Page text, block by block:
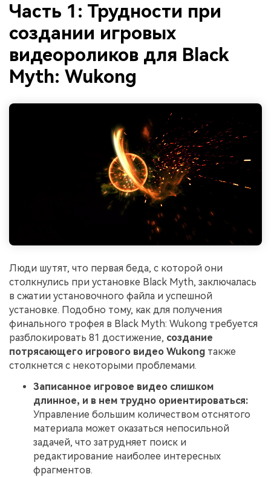
Часть 1: Трудности при
создании игровых
видеороликов для Black
Myth: Wukong
Люди шутят, что первая беда, с которой они
столкнулись при установке Black Myth, заключалась
в сжатии установочного файла и успешной
установке. Подобно тому, как для получения
финального трофея в Black Myth: Wukong требуется
разблокировать 81 достижение, создание
потрясающего игрового видео Wukong также
столкнется с некоторыми проблемами.
Записанное игровое видео слишком
длинное, и в нем трудно ориентироваться:
Управление большим количеством отснятого
материала может оказаться непосильной
задачей, что затрудняет поиск и
редактирование наиболее интересных
фрагментов.